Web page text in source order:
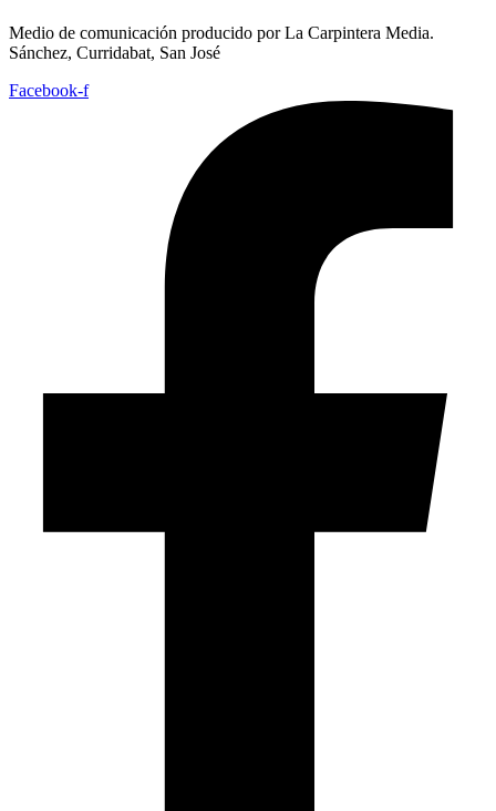
Medio de comunicación producido por La Carpintera Media.
Sánchez, Curridabat, San José
Facebook-f